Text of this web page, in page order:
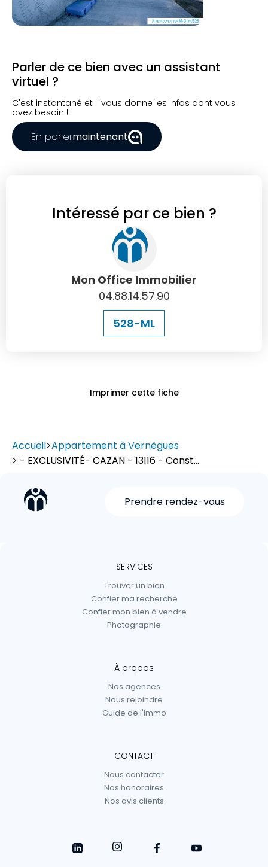
Parler de ce bien avec un assistant
virtuel ?
C'est instantané et il vous donne les infos dont vous
avez besoin !
En parlermaintenant
Intéressé par ce bien ?
Mon Office Immobilier
04.88.14.57.90
528-ML
Imprimer cette fiche
Accueil>Appartement à Vernègues
> - EXCLUSIVITÉ- CAZAN - 13116 - Const...
Prendre rendez-vous
SERVICES
Trouver un bien
Confier ma recherche
Confier mon bien à vendre
Photographie
À propos
Nos agences
Nous rejoindre
Guide de l'immo
CONTACT
Nous contacter
Nos honoraires
Nos avis clients